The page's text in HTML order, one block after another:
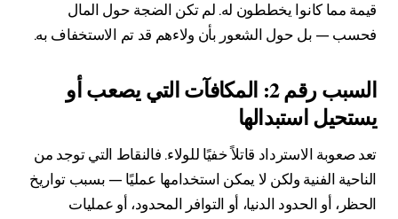
قيمة مما كانوا يخططون له. لم تكن الضجة حول المال
فحسب — بل حول الشعور بأن ولاءهم قد تم الاستخفاف به.
السبب رقم 2: المكافآت التي يصعب أو
يستحيل استبدالها
تعد صعوبة الاسترداد قاتلاً خفيًا للولاء. فالنقاط التي توجد من
الناحية الفنية ولكن لا يمكن استخدامها عمليًا — بسبب تواريخ
الحظر، أو الحدود الدنيا، أو التوافر المحدود، أو عمليات